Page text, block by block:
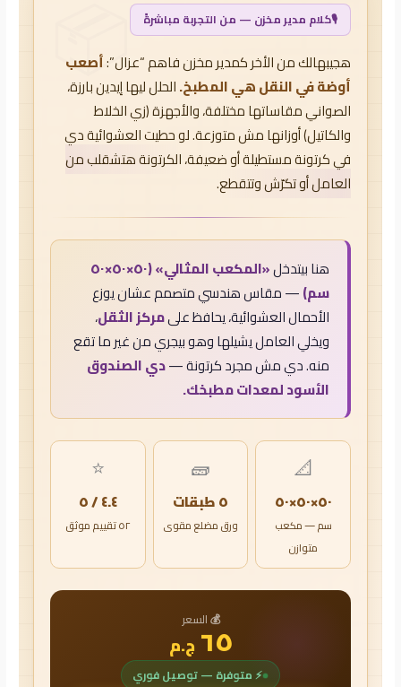
🎙️كلام مدير مخزن — من التجربة مباشرةً
هجيبهالك من الأخر كمدير مخزن فاهم “عزال”:أصعب
أوضة في النقل هي المطبخ.الحلل ليها إيدين بارزة،
الصواني مقاساتها مختلفة، والأجهزة (زي الخلاط
والكاتيل) أوزانها مش متوزعة. لو حطيت العشوائية دي
في كرتونة مستطيلة أو ضعيفة،الكرتونة هتشقلب من
العامل أو تكرّش وتتقطع.
هنا بيتدخل
«المكعب المثالي» (٥٠×٥٠×٥٠
سم)— مقاس هندسي متصمم عشان يوزع
الأحمال العشوائية، يحافظ علىمركز الثقل،
ويخلي العامل يشيلها وهو بيجري من غير ما تقع
منه. دي مش مجرد كرتونة —دي الصندوق
الأسود لمعدات مطبخك.
📐
٥٠×٥٠×٥٠
سم — مكعب
متوازن
🧱
٥ طبقات
ورق مضلع مقوى
⭐
٤.٤ / ٥
٥٢ تقييم موثق
💰 السعر
٦٥ ج.م
⚡ متوفرة — توصيل فوري